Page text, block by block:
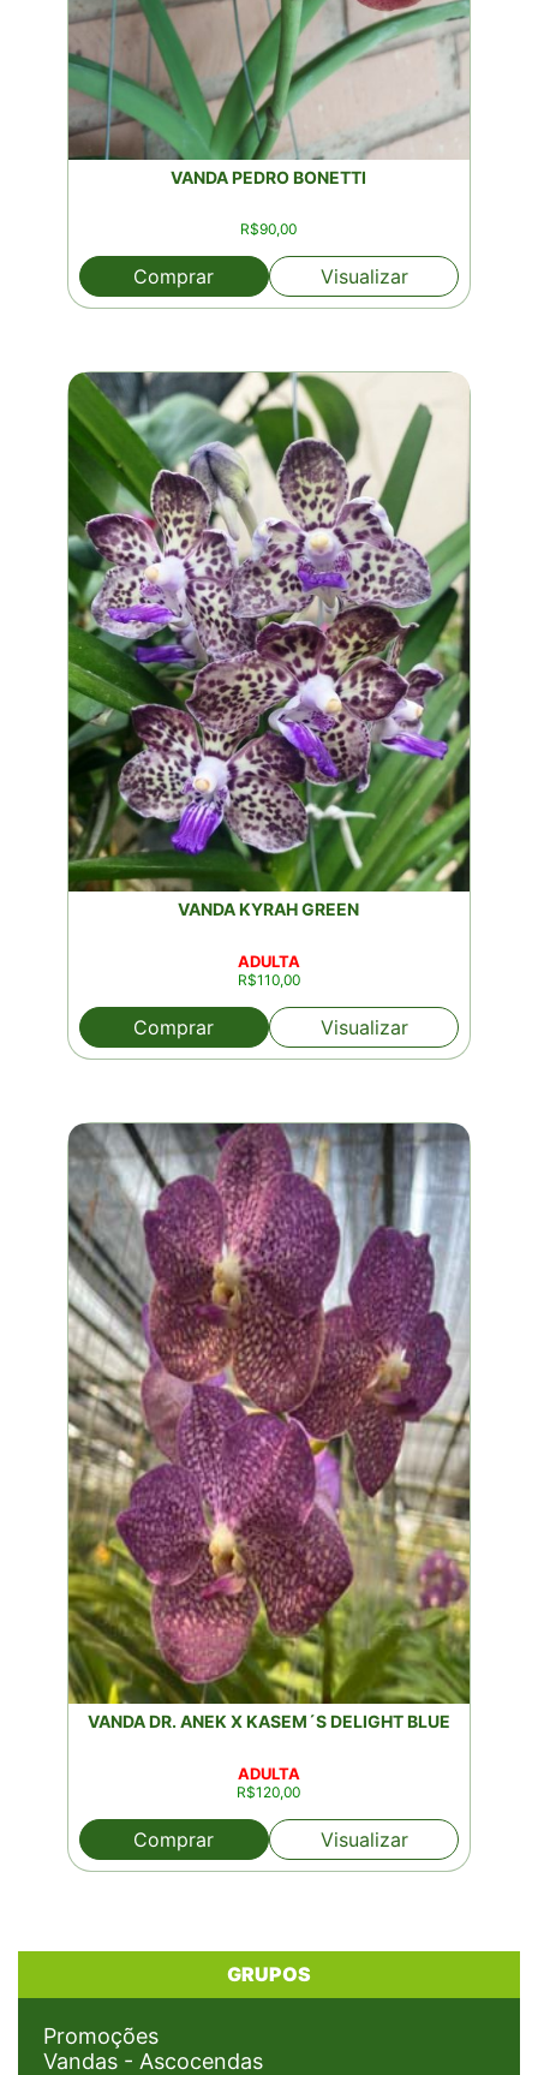
GRUPOS
Promoções
Vandas - Ascocendas
VANDA PEDRO BONETTI
R$90,00
Comprar Visualizar
VANDA KYRAH GREEN
ADULTA
R$110,00
Comprar Visualizar
VANDA DR. ANEK X KASEM´S DELIGHT BLUE
ADULTA
R$120,00
Comprar Visualizar